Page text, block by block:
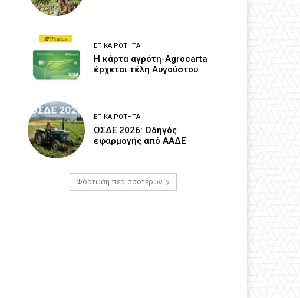
ΕΠΙΚΑΙΡΌΤΗΤΑ
Η κάρτα αγρότη-Agrocarta
έρχεται τέλη Αυγούστου
ΕΠΙΚΑΙΡΌΤΗΤΑ
ΟΣΔΕ 2026: Οδηγός
εφαρμογής από ΑΑΔΕ
Φόρτωση περισσοτέρων